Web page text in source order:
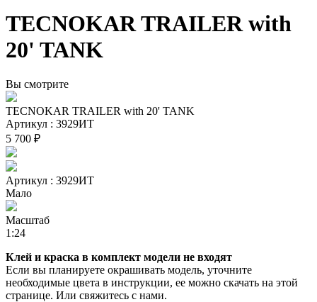
TECNOKAR TRAILER with
20' TANK
Вы смотрите
TECNOKAR TRAILER with 20' TANK
Артикул : 3929ИТ
5 700 ₽
Артикул : 3929ИТ
Мало
Масштаб
1:24
Клей и краска в комплект модели не входят
Если вы планируете окрашивать модель, уточните
необходимые цвета в инструкции, ее можно скачать на этой
странице. Или свяжитесь с нами.